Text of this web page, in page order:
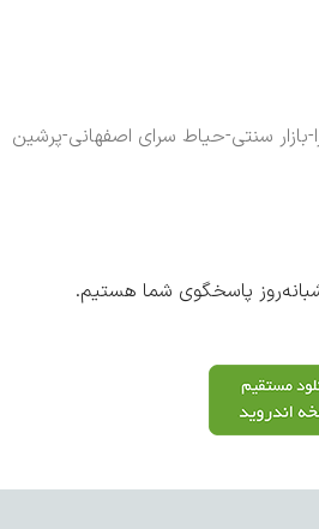
بازار سنتی-حیاط سرای اصفهانی-پرشین